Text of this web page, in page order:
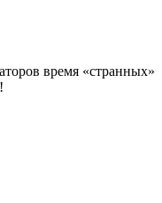
время «странных»